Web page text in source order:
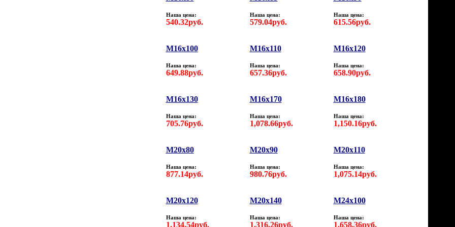
Наша цена:
540.32руб.
Наша цена:
579.04руб.
Наша цена:
615.56руб.
M16х100
Наша цена:
649.88руб.
M16х110
Наша цена:
657.36руб.
M16х120
Наша цена:
658.90руб.
M16х130
Наша цена:
705.76руб.
M16х170
Наша цена:
1,078.66руб.
M16х180
Наша цена:
1,150.16руб.
M20x80
Наша цена:
877.14руб.
М20х90
Наша цена:
980.76руб.
M20х110
Наша цена:
1,075.14руб.
M20х120
Наша цена:
1,134.54руб.
M20х140
Наша цена:
1,316.26руб.
M24х100
Наша цена:
1,658.36руб.